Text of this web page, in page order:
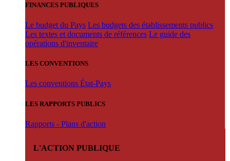
FINANCES PUBLIQUES
Le budget du Pays Les budgets des établissements publics
Les textes et documents de références Le guide des
opérations d'inventaire
LES CONVENTIONS
Les conventions État-Pays
LES RAPPORTS PUBLICS
Rapports - Plans d'action
L'ACTION PUBLIQUE